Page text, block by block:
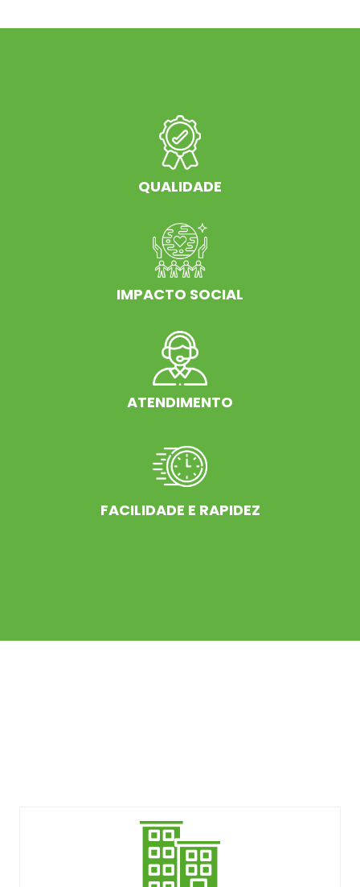
QUALIDADE
IMPACTO SOCIAL
ATENDIMENTO
FACILIDADE E RAPIDEZ